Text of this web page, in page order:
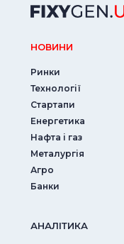
НОВИНИ
Ринки
Технології
Стартапи
Енергетика
Нафта і газ
Металургія
Агро
Банки
АНАЛIТИКА